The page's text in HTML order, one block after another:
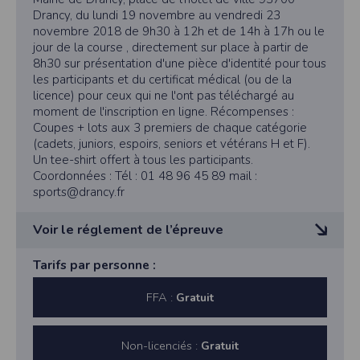
Drancy, du lundi 19 novembre au vendredi 23
novembre 2018 de 9h30 à 12h et de 14h à 17h ou le
jour de la course , directement sur place à partir de
8h30 sur présentation d'une pièce d'identité pour tous
les participants et du certificat médical (ou de la
licence) pour ceux qui ne l'ont pas téléchargé au
moment de l'inscription en ligne. Récompenses :
Coupes + lots aux 3 premiers de chaque catégorie
(cadets, juniors, espoirs, seniors et vétérans H et F).
Un tee-shirt offert à tous les participants.
Coordonnées : Tél : 01 48 96 45 89 mail :
sports@drancy.fr
Voir le réglement de l’épreuve
Sont autorisées à participer, les catégories né(e)s en :
Cadets(tes) 2003/2002
Séniors 1996/1980
Masters 1979 et avant
Tarifs par personne :
FFA : Gratuit
Non-licenciés : Gratuit
cookies
Safari
Dans votre navigateur, choisissez le menuÉdition > Préférences
Cliquez sur
Sécurité
Cliquez surAfficher les cookies
Google Chrome
Cliquez sur l'icône du menu
Outils
Sélectionnez Options
Cliquez sur l'ongletOptions avancéeset accédez à la sectionConfidentialité
Cliquez sur le boutonAfficher les cookies.
Politique d'utilisation des cookies
Un cookie est un petit fichier texte envoyé à votre navigateur depuis nos
serveurs, que vous utilisiez un ordinateur, une tablette ou un smartphone.
certaines de vos préférences ou encore compter les visiteurs d'une page.
RGPD
Timepulse se conforme à la nouvelle directive européenne : La RGPD A ce titre,
La collecte et la conservation des données
Conformément à la loi du 6 janvier 1978 relative à l'informatique et aux
libertés, modifiée en août 2004, le présent site à été déclaré à la Commission
Nationale de l'Informatique et des Libertés sous le numéro 2011834.